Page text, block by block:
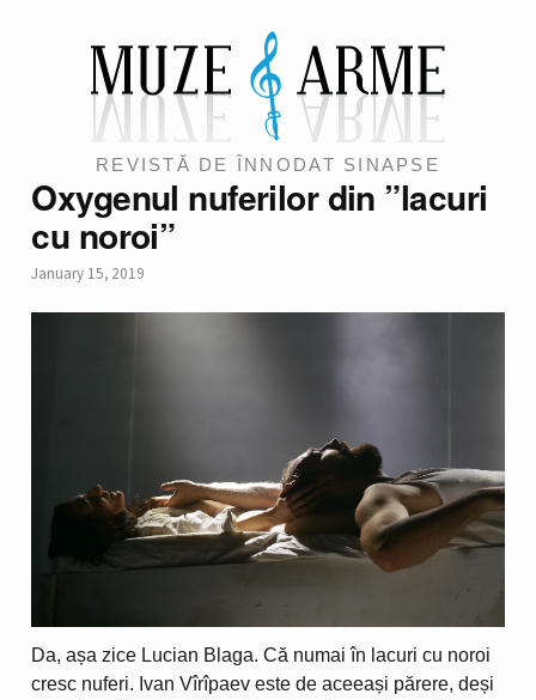
REVISTĂ DE ÎNNODAT SINAPSE
Oxygenul nuferilor din ”lacuri
cu noroi”
January 15, 2019
Da, așa zice Lucian Blaga. Că numai în lacuri cu noroi
cresc nuferi. Ivan Vîrîpaev este de aceeași părere, deși